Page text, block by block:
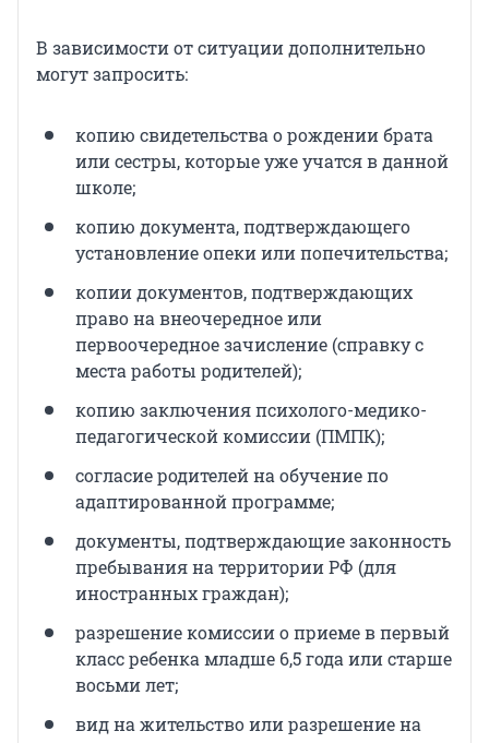
В зависимости от ситуации дополнительно
могут запросить:
копию свидетельства о рождении брата
или сестры, которые уже учатся в данной
школе;
копию документа, подтверждающего
установление опеки или попечительства;
копии документов, подтверждающих
право на внеочередное или
первоочередное зачисление (справку с
места работы родителей);
копию заключения психолого-медико-
педагогической комиссии (ПМПК);
согласие родителей на обучение по
адаптированной программе;
документы, подтверждающие законность
пребывания на территории РФ (для
иностранных граждан);
разрешение комиссии о приеме в первый
класс ребенка младше 6,5 года или старше
восьми лет;
вид на жительство или разрешение на